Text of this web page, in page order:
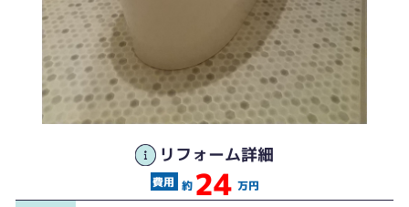
リフォーム詳細
約 24 万円